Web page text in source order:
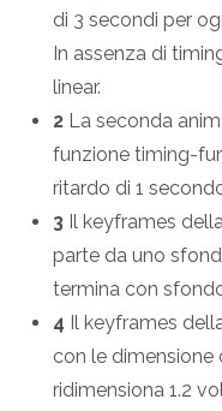
di 3 secondi per
In assenza di
linear.
2 La seconda
funzione timing-
ritardo di 1
3 Il keyframes
parte da uno
termina con
4 Il keyframes
con le dimensione
ridimensiona 1.2